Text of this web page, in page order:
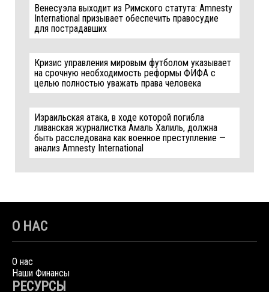
Венесуэла выходит из Римского статута: Amnesty
International призывает обеспечить правосудие
для пострадавших
Кризис управления мировым футболом указывает
на срочную необходимость реформы ФИФА с
целью полностью уважать права человека
Израильская атака, в ходе которой погибла
ливанская журналистка Амаль Халиль, должна
быть расследована как военное преступление —
анализ Amnesty International
О НАС
О нас
Наши Финансы
РЕСУРСЫ